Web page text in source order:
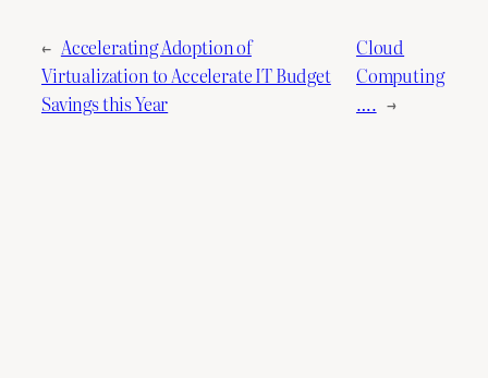
← Accelerating Adoption of
Virtualization to Accelerate IT Budget
Savings this Year
Cloud
Computing
…. →